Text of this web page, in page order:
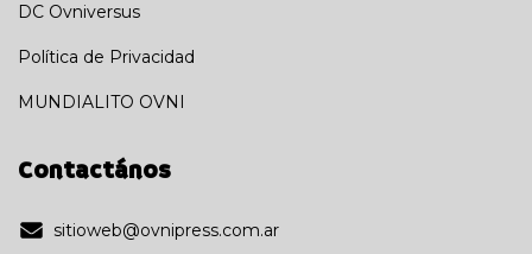
DC Ovniversus
Política de Privacidad
MUNDIALITO OVNI
Contactános
sitioweb@ovnipress.com.ar